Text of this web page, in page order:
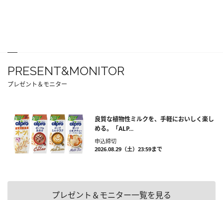
PRESENT&MONITOR
プレゼント＆モニター
良質な植物性ミルクを、手軽においしく楽し
める。「ALP...
申込締切
2026.08.29（土）23:59まで
プレゼント＆モニター一覧を見る